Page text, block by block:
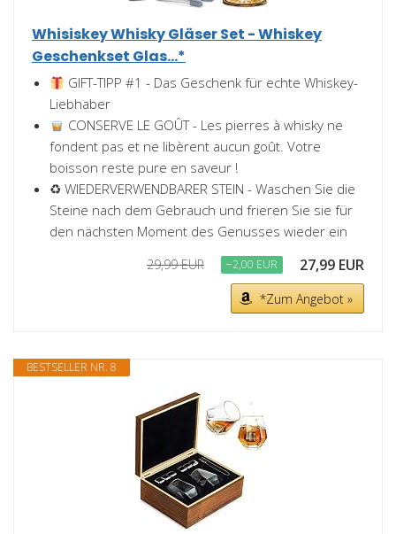
Whisiskey Whisky Gläser Set - Whiskey
Geschenkset Glas...*
GIFT-TIPP #1 - Das Geschenk für echte Whiskey-
Liebhaber
CONSERVE LE GOÛT - Les pierres à whisky ne
fondent pas et ne libèrent aucun goût. Votre
boisson reste pure en saveur !
♻ WIEDERVERWENDBARER STEIN - Waschen Sie die
Steine nach dem Gebrauch und frieren Sie sie für
den nächsten Moment des Genusses wieder ein
29,99 EUR −2,00 EUR 27,99 EUR
*Zum Angebot »
BESTSELLER NR. 8